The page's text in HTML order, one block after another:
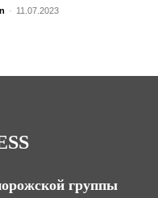
- 11.07.2023
группы